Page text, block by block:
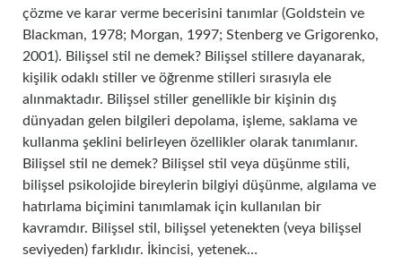
çözme ve karar verme becerisini tanımlar (Goldstein ve
Blackman, 1978; Morgan, 1997; Stenberg ve Grigorenko,
2001). Bilişsel stil ne demek? Bilişsel stillere dayanarak,
kişilik odaklı stiller ve öğrenme stilleri sırasıyla ele
alınmaktadır. Bilişsel stiller genellikle bir kişinin dış
dünyadan gelen bilgileri depolama, işleme, saklama ve
kullanma şeklini belirleyen özellikler olarak tanımlanır.
Bilişsel stil ne demek? Bilişsel stil veya düşünme stili,
bilişsel psikolojide bireylerin bilgiyi düşünme, algılama ve
hatırlama biçimini tanımlamak için kullanılan bir
kavramdır. Bilişsel stil, bilişsel yetenekten (veya bilişsel
seviyeden) farklıdır. İkincisi, yetenek…